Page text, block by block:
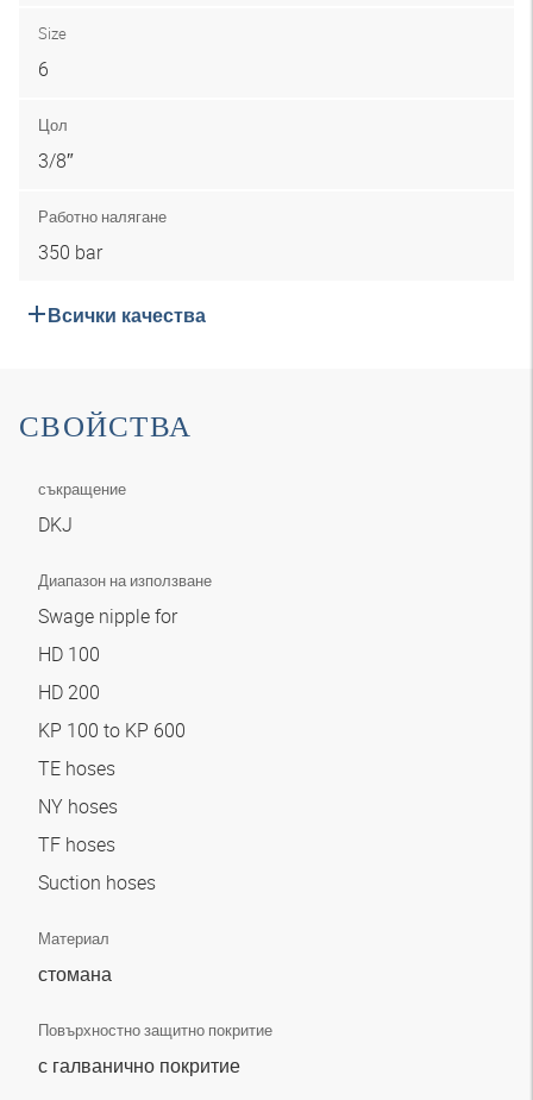
Size
6
Цол
3/8″
Работно налягане
350 bar
Всички качества
СВОЙСТВА
съкращение
DKJ
Диапазон на използване
Swage nipple for
HD 100
HD 200
KP 100 to KP 600
TE hoses
NY hoses
TF hoses
Suction hoses
Материал
стомана
Повърхностно защитно покритие
с галванично покритие